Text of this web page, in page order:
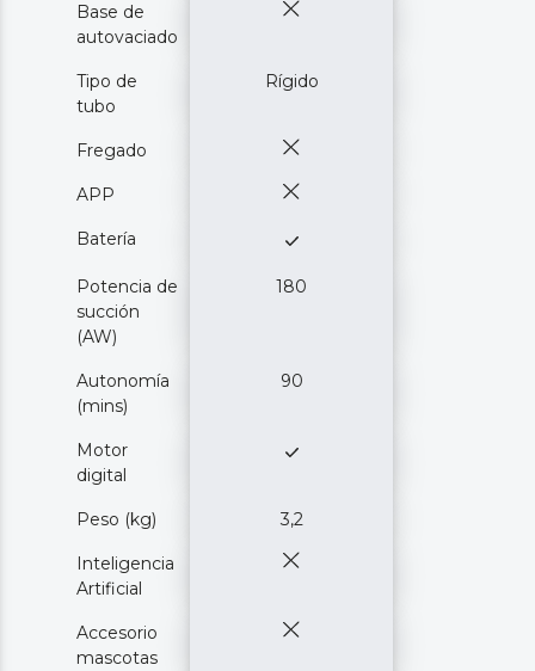
Base de
autovaciado
Tipo de
tubo
Rígido
Fregado
APP
Batería
Potencia de
succión
(AW)
180
Autonomía
(mins)
90
Motor
digital
Peso (kg) 3,2
Inteligencia
Artificial
Accesorio
mascotas